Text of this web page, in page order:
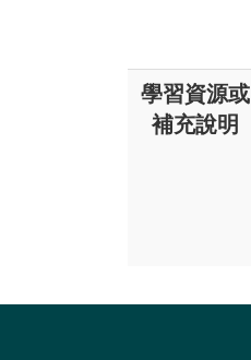
學習資源或
補充說明